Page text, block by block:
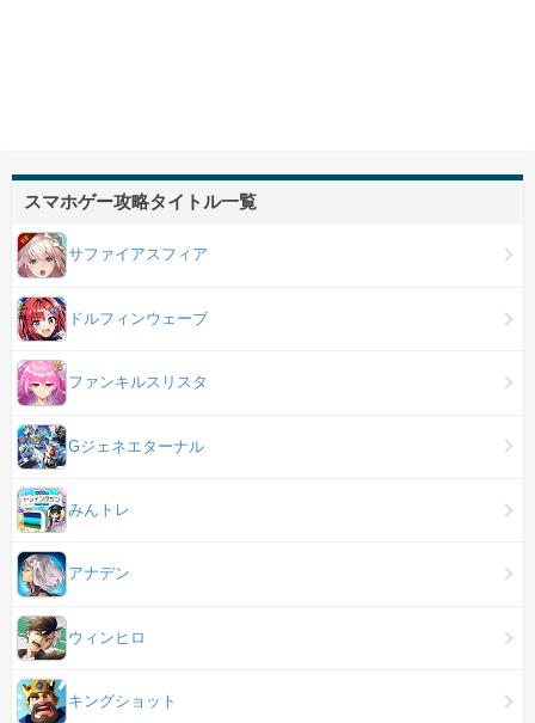
スマホゲー攻略タイトル一覧
サファイアスフィア
ドルフィンウェーブ
ファンキルスリスタ
Gジェネエターナル
みんトレ
アナデン
ウィンヒロ
キングショット